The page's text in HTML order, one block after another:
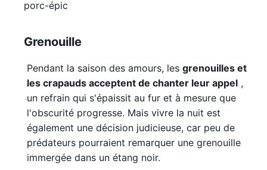
porc-épic
Grenouille
Pendant la saison des amours, les grenouilles et
les crapauds acceptent de chanter leur appel ,
un refrain qui s'épaissit au fur et à mesure que
l'obscurité progresse. Mais vivre la nuit est
également une décision judicieuse, car peu de
prédateurs pourraient remarquer une grenouille
immergée dans un étang noir.